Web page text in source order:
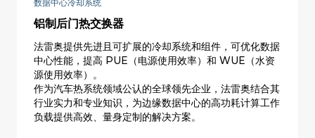
数据中心冷却系统
铝制后门热交换器
法雷奥提供先进且可扩展的冷却系统和组件，可优化数据
中心性能，提高 PUE（电源使用效率）和 WUE（水资
源使用效率）。
作为汽车热系统领域公认的全球领先企业，法雷奥结合其
行业实力和专业知识，为边缘数据中心的高功耗计算工作
负载提供高效、量身定制的解决方案。